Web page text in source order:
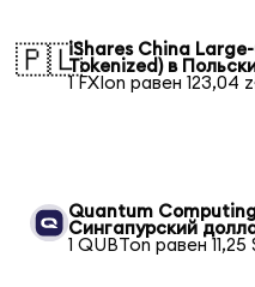
🇵🇱iShares China
Tokenized) в
1 FXIon равен 123,04
Quantum
Сингапурский
1 QUBTon равен 11,25